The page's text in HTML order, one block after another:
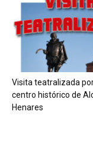
Visita teatralizada por
centro histórico de
Henares